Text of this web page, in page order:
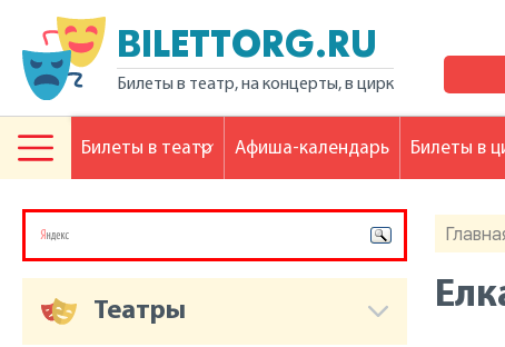
BILETTORG.RU
Билеты в театр, на концерты, в цирк
Театры
Билеты в театр Афиша-календарь Билеты в